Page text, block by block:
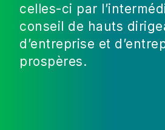
celles-ci par
conseil de hauts
d’entreprise et
prospères.